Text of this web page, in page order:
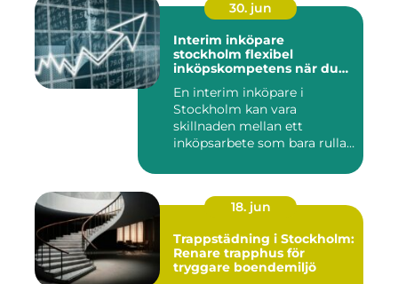
30. jun
Interim inköpare
stockholm flexibel
inköpskompetens när du
En interim inköpare i
Stockholm kan vara
skillnaden mellan ett
inköpsarbete som bara rullar
18. jun
Trappstädning i Stockholm:
Renare trapphus för
tryggare boendemiljö